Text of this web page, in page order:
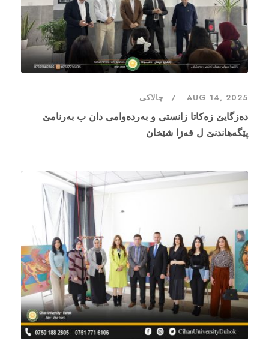
AUG 14, 2025 چالاکی
ده‌زگایێ زه‌كاتا زانستى و به‌رده‌وامى دان ب به‌رنامێ
پێگه‌هاندنێ ل قه‌زا شێخان